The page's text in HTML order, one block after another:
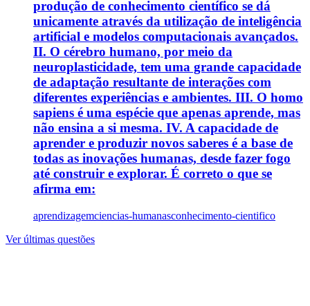
produção de conhecimento científico se dá
unicamente através da utilização de inteligência
artificial e modelos computacionais avançados.
II. O cérebro humano, por meio da
neuroplasticidade, tem uma grande capacidade
de adaptação resultante de interações com
diferentes experiências e ambientes. III. O homo
sapiens é uma espécie que apenas aprende, mas
não ensina a si mesma. IV. A capacidade de
aprender e produzir novos saberes é a base de
todas as inovações humanas, desde fazer fogo
até construir e explorar. É correto o que se
afirma em:
aprendizagemciencias-humanasconhecimento-cientifico
Ver últimas questões